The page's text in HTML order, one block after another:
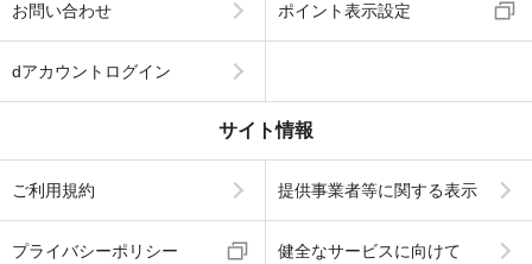
お問い合わせ ポイント表示設定
dアカウントログイン
サイト情報
ご利用規約 提供事業者等に関する表示
プライバシーポリシー 健全なサービスに向けて